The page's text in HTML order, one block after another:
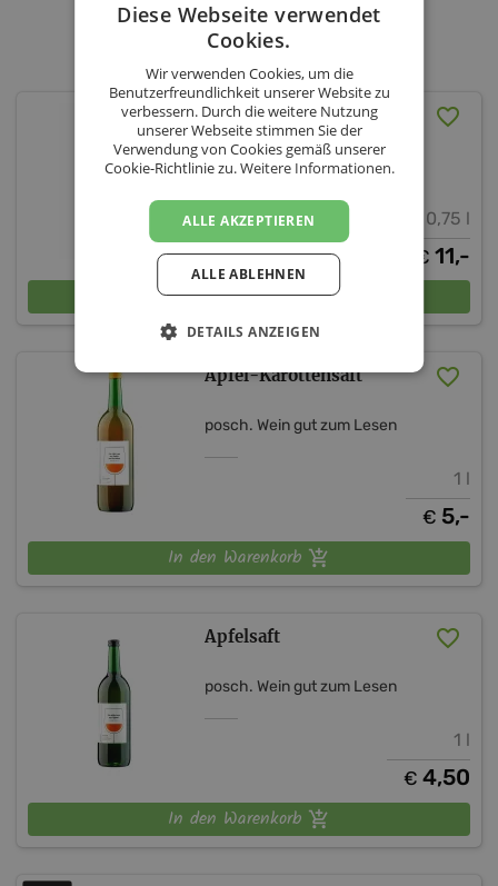
posch. Wein gut zum Lesen -
Sortiment
Also trank Zarathustra
posch. Wein gut zum Lesen
11 % vol. 0,75 l
€ 11,-
In den Warenkorb
Apfel-Karottensaft
posch. Wein gut zum Lesen
1 l
€ 5,-
In den Warenkorb
Apfelsaft
posch. Wein gut zum Lesen
1 l
€ 4,50
In den Warenkorb
Diese Webseite verwendet
Cookies.
Wir verwenden Cookies, um die
Benutzerfreundlichkeit unserer Website zu
verbessern. Durch die weitere Nutzung
unserer Webseite stimmen Sie der
Verwendung von Cookies gemäß unserer
Cookie-Richtlinie zu.Weitere Informationen.
ALLE AKZEPTIEREN
ALLE ABLEHNEN
DETAILS ANZEIGEN